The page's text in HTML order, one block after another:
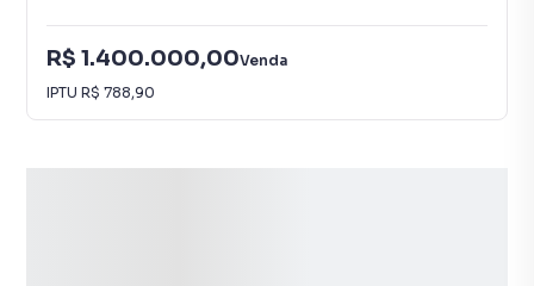
R$ 1.400.000,00Venda
IPTU R$ 788,90